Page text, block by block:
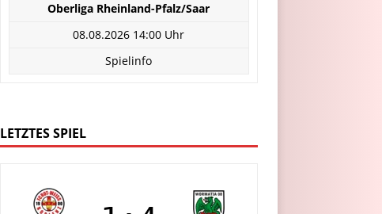
Oberliga Rheinland-Pfalz/Saar
08.08.2026 14:00 Uhr
Spielinfo
LETZTES SPIEL